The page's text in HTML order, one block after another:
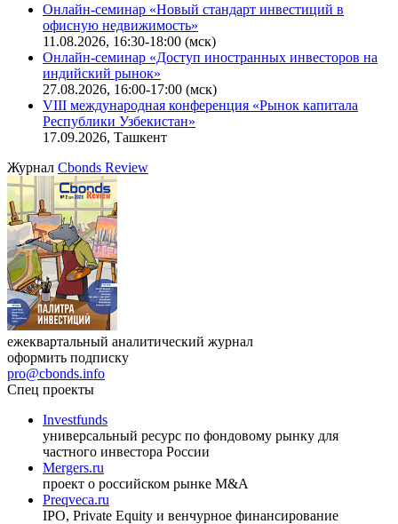
Онлайн-семинар «Новый стандарт инвестиций в
офисную недвижимость»
11.08.2026, 16:30-18:00 (мск)
Онлайн-семинар «Доступ иностранных инвесторов на
индийский рынок»
27.08.2026, 16:00-17:00 (мск)
VIII международная конференция «Рынок капитала
Республики Узбекистан»
17.09.2026, Ташкент
Журнал Cbonds Review
ежеквартальный аналитический журнал
оформить подписку
pro@cbonds.info
Спец проекты
Investfunds
универсальный ресурс по фондовому рынку для
частного инвестора России
Mergers.ru
проект о российском рынке M&A
Preqveca.ru
IPO, Private Equity и венчурное финансирование